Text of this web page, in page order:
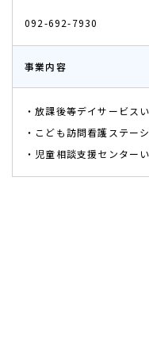
092-692-7930
事業内容
・放課後等デイサービス
・こども訪問看護ステー
・児童相談支援センター